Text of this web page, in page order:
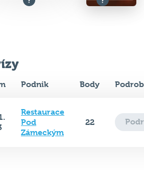
Podnik Body
Restaurace
Pod
Zámeckým
22